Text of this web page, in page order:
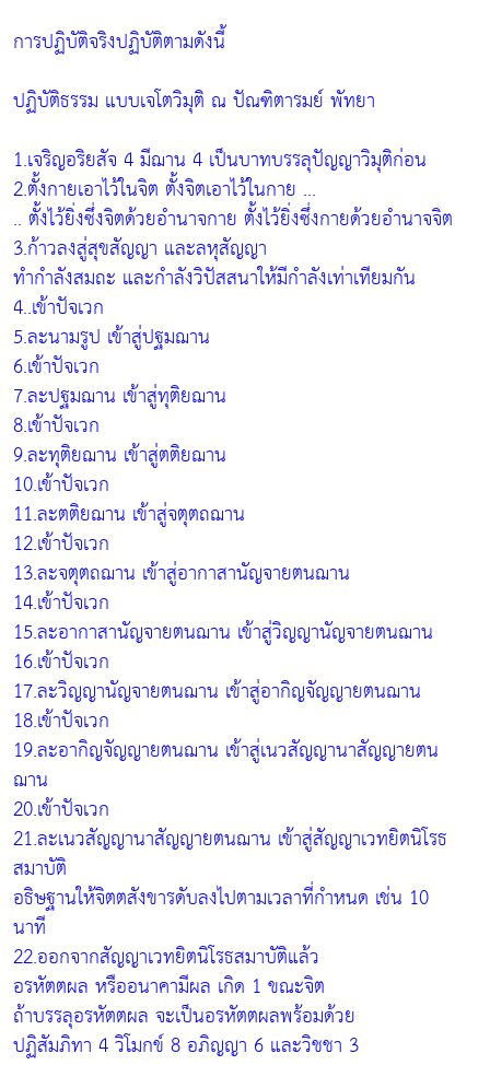
การปฏิบัติจริงปฏิบัติตามดังนี้
ปฏิบัติธรรม แบบเจโตวิมุติ ณ ปัณฑิตารมย์ พัทยา
1.เจริญอริยสัจ 4 มีฌาน 4 เป็นบาทบรรลุปัญญาวิมุติก่อน
2.ตั้งกายเอาไว้ในจิต ตั้งจิตเอาไว้ในกาย ...
.. ตั้งไว้ยิ่งซึ่งจิตด้วยอำนาจกาย ตั้งไว้ยิ่งซึ่งกายด้วยอำนาจจิต
3.ก้าวลงสู่สุขสัญญา และลหุสัญญา
ทำกำลังสมถะ และกำลังวิปัสสนาให้มีกำลังเท่าเทียมกัน
4..เข้าปัจเวก
5.ละนามรูป เข้าสู่ปฐมฌาน
6.เข้าปัจเวก
7.ละปฐมฌาน เข้าสู่ทุติยฌาน
8.เข้าปัจเวก
9.ละทุติยฌาน เข้าสู่ตติยฌาน
10.เข้าปัจเวก
11.ละตติยฌาน เข้าสู่จตุตถฌาน
12.เข้าปัจเวก
13.ละจตุตถฌาน เข้าสู่อากาสานัญจายตนฌาน
14.เข้าปัจเวก
15.ละอากาสานัญจายตนฌาน เข้าสู่วิญญานัญจายตนฌาน
16.เข้าปัจเวก
17.ละวิญญานัญจายตนฌาน เข้าสู่อากิญจัญญายตนฌาน
18.เข้าปัจเวก
19.ละอากิญจัญญายตนฌาน เข้าสู่เนวสัญญานาสัญญายตน
ฌาน
20.เข้าปัจเวก
21.ละเนวสัญญานาสัญญายตนฌาน เข้าสู่สัญญาเวทยิตนิโรธ
สมาบัติ
อธิษฐานให้จิตตสังขารดับลงไปตามเวลาที่กำหนด เช่น 10
นาที
22.ออกจากสัญญาเวทยิตนิโรธสมาบัติแล้ว
อรหัตตผล หรืออนาคามีผล เกิด 1 ขณะจิต
ถ้าบรรลุอรหัตตผล จะเป็นอรหัตตผลพร้อมด้วย
ปฏิสัมภิทา 4 วิโมกข์ 8 อภิญญา 6 และวิชชา 3